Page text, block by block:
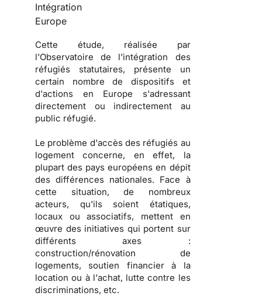
Intégration
Europe
Cette étude, réalisée par
l'Observatoire de l'intégration des
réfugiés statutaires, présente un
certain nombre de dispositifs et
d'actions en Europe s'adressant
directement ou indirectement au
public réfugié.
Le problème d'accès des réfugiés au
logement concerne, en effet, la
plupart des pays européens en dépit
des différences nationales. Face à
cette situation, de nombreux
acteurs, qu'ils soient étatiques,
locaux ou associatifs, mettent en
œuvre des initiatives qui portent sur
différents axes :
construction/rénovation de
logements, soutien financier à la
location ou à l'achat, lutte contre les
discriminations, etc.